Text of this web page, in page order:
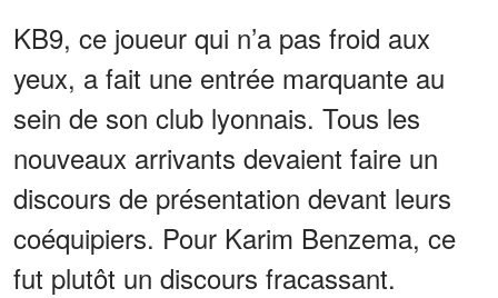
KB9, ce joueur qui n’a pas froid aux
yeux, a fait une entrée marquante au
sein de son club lyonnais. Tous les
nouveaux arrivants devaient faire un
discours de présentation devant leurs
coéquipiers. Pour Karim Benzema, ce
fut plutôt un discours fracassant.